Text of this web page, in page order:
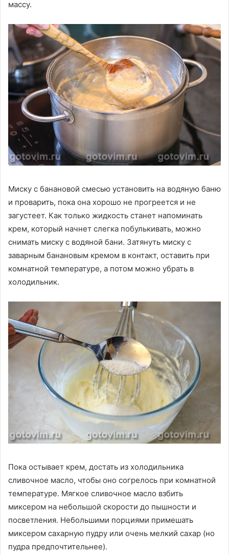
массу.
Миску с банановой смесью установить на водяную баню
и проварить, пока она хорошо не прогреется и не
загустеет. Как только жидкость станет напоминать
крем, который начнет слегка побулькивать, можно
снимать миску с водяной бани. Затянуть миску с
заварным банановым кремом в контакт, оставить при
комнатной температуре, а потом можно убрать в
холодильник.
Пока остывает крем, достать из холодильника
сливочное масло, чтобы оно согрелось при комнатной
температуре. Мягкое сливочное масло взбить
миксером на небольшой скорости до пышности и
посветления. Небольшими порциями примешать
миксером сахарную пудру или очень мелкий сахар (но
пудра предпочтительнее).